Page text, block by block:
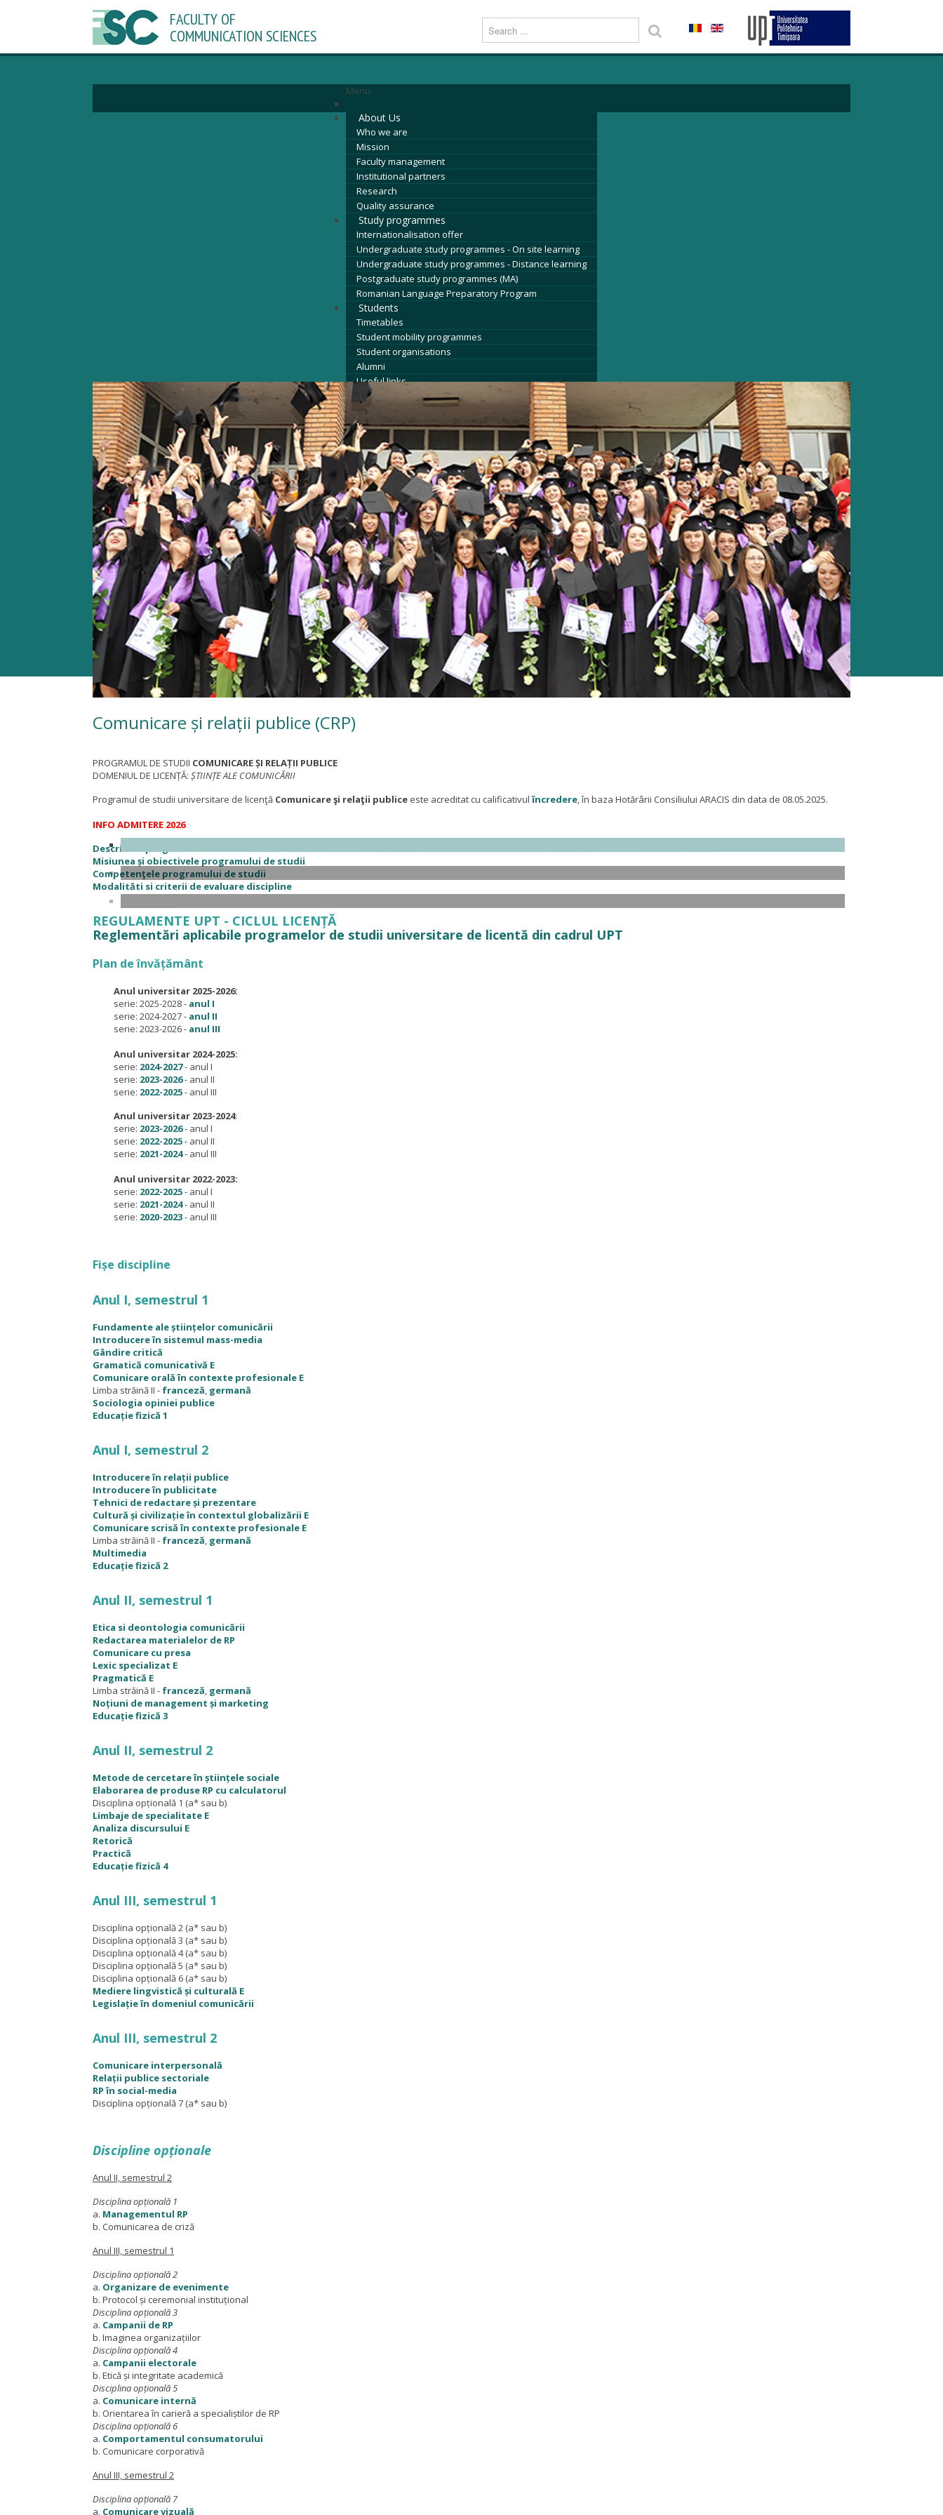
FACULTY OF
COMMUNICATION SCIENCES
Menu
About Us
Who we are
Mission
Faculty management
Institutional partners
Research
Quality assurance
Study programmes
Internationalisation offer
Undergraduate study programmes - On site learning
Undergraduate study programmes - Distance learning
Postgraduate study programmes (MA)
Romanian Language Preparatory Program
Students
Timetables
Student mobility programmes
Student organisations
Alumni
Useful links
Admission
News
Events
Contact
Comunicare și relații publice (CRP)
PROGRAMUL DE STUDII COMUNICARE ȘI RELAȚII PUBLICE
DOMENIUL DE LICENȚĂ: ȘTIINȚE ALE COMUNICĂRII
Programul de studii universitare de licenţă Comunicare şi relaţii publice este acreditat cu calificativulîncredere, în baza Hotărârii Consiliului ARACIS din data de 08.05.2025.
INFO ADMITERE 2026
Descrierea programului de studii
Misiunea și obiectivele programului de studii
Competenţele programului de studii
Modalităti si criterii de evaluare discipline
REGULAMENTE UPT - CICLUL LICENȚĂ
Reglementări aplicabile programelor de studii universitare de licentă din cadrul UPT
Plan de învățământ
Anul universitar 2025-2026:
serie: 2025-2028 - anul I
serie: 2024-2027 - anul II
serie: 2023-2026 - anul III
Anul universitar 2024-2025:
serie: 2024-2027- anul I
serie: 2023-2026- anul II
serie: 2022-2025- anul III
Anul universitar 2023-2024:
serie: 2023-2026- anul I
serie: 2022-2025- anul II
serie: 2021-2024- anul III
Anul universitar 2022-2023:
serie: 2022-2025- anul I
serie: 2021-2024- anul II
serie: 2020-2023- anul III
Fișe discipline
Anul I, semestrul 1
Fundamente ale științelor comunicării
Introducere în sistemul mass-media
Gândire critică
Gramatică comunicativă E
Comunicare orală în contexte profesionale E
Limba străină II - franceză, germană
Sociologia opiniei publice
Educație fizică 1
Anul I, semestrul 2
Introducere în relații publice
Introducere în publicitate
Tehnici de redactare și prezentare
Cultură și civilizație în contextul globalizării E
Comunicare scrisă în contexte profesionale E
Limba străină II - franceză, germană
Multimedia
Educație fizică 2
Anul II, semestrul 1
Etica si deontologia comunicării
Redactarea materialelor de RP
Comunicare cu presa
Lexic specializat E
Pragmatică E
Limba străină II - franceză, germană
Noțiuni de management și marketing
Educație fizică 3
Anul II, semestrul 2
Metode de cercetare în științele sociale
Elaborarea de produse RP cu calculatorul
Disciplina opțională 1 (a* sau b)
Limbaje de specialitate E
Analiza discursului E
Retorică
Practică
Educație fizică 4
Anul III, semestrul 1
Disciplina opțională 2 (a* sau b)
Disciplina opțională 3 (a* sau b)
Disciplina opțională 4 (a* sau b)
Disciplina opțională 5 (a* sau b)
Disciplina opțională 6 (a* sau b)
Mediere lingvistică și culturală E
Legislație în domeniul comunicării
Anul III, semestrul 2
Comunicare interpersonală
Relații publice sectoriale
RP în social-media
Disciplina opțională 7 (a* sau b)
Discipline opționale
Anul II, semestrul 2
Disciplina opțională 1
a. Managementul RP
b. Comunicarea de criză
Anul III, semestrul 1
Disciplina opțională 2
a. Organizare de evenimente
b. Protocol și ceremonial instituțional
Disciplina opțională 3
a. Campanii de RP
b. Imaginea organizațiilor
Disciplina opțională 4
a. Campanii electorale
b. Etică și integritate academică
Disciplina opțională 5
a. Comunicare internă
b. Orientarea în carieră a specialiștilor de RP
Disciplina opțională 6
a. Comportamentul consumatorului
b. Comunicare corporativă
Anul III, semestrul 2
Disciplina opțională 7
a. Comunicare vizuală